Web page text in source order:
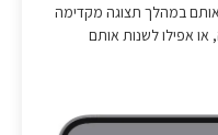
במהלך תצוגה מקדימה
אפילו לשנות אותם